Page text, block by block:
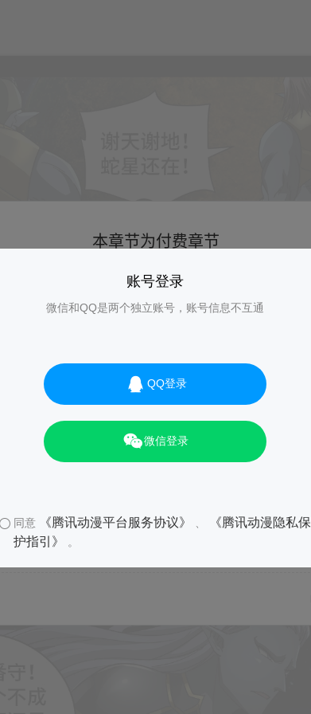
账号登录
微信和QQ是两个独立账号，账号信息不互通
QQ登录
微信登录
同意 《腾讯动漫平台服务协议》
《腾讯动漫隐私保
护指引》
。